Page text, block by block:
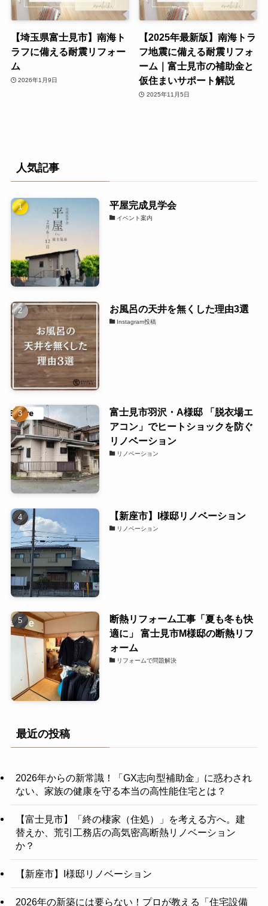
【埼玉県富士見市】南海ト
ラフに備える耐震リフォー
ム
2026年1月9日
【2025年最新版】南海トラ
フ地震に備える耐震リフォ
ーム｜富士見市の補助金と
仮住まいサポート解説
2025年11月5日
人気記事
平屋完成見学会
イベント案内
お風呂の天井を無くした理由3選
Instagram投稿
富士見市羽沢・A様邸 「脱衣場エ
アコン」でヒートショックを防ぐ
リノベーション
リノベーション
【新座市】I様邸リノベーション
リノベーション
断熱リフォーム工事「夏も冬も快
適に」 富士見市M様邸の断熱リフ
ォーム
リフォームで問題解決
最近の投稿
2026年からの新常識！「GX志向型補助金」に惑わされ
ない、家族の健康を守る本当の高性能住宅とは？
【富士見市】「終の棲家（住処）」を考える方へ。建
替えか、荒引工務店の高気密高断熱リノベーション
か？
【新座市】I様邸リノベーション
2026年の新築には要らない！プロが教える「住宅設備